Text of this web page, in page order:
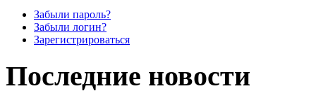
Забыли пароль?
Забыли логин?
Зарегистрироваться
Последние новости